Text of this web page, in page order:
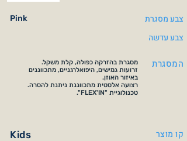
Pink
צבע מסגרת
צבע עדשה
מסגרת בהזרקה כפולה, קלת משקל.
זרועות גמישים, היפואלרגניים, מתכווננים
באיזור האוזן.
רצועה אלסטית מתכווננת ניתנת להסרה.
טכנולוגיית "FLEX'IN".
המסגרת
Kids קו מוצר